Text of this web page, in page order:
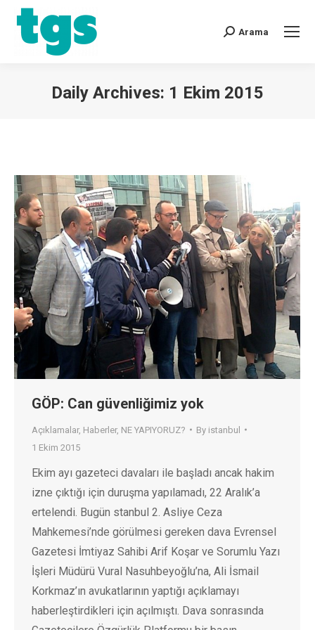
Arama
Daily Archives: 1 Ekim 2015
GÖP: Can güvenliğimiz yok
Açıklamalar, Haberler, NE YAPIYORUZ? By istanbul
1 Ekim 2015
Ekim ayı gazeteci davaları ile başladı ancak hakim
izne çıktığı için duruşma yapılamadı, 22 Aralık’a
ertelendi. Bugün stanbul 2. Asliye Ceza
Mahkemesi’nde görülmesi gereken dava Evrensel
Gazetesi İmtiyaz Sahibi Arif Koşar ve Sorumlu Yazı
İşleri Müdürü Vural Nasuhbeyoğlu’na, Ali İsmail
Korkmaz’ın avukatlarının yaptığı açıklamayı
haberleştirdikleri için açılmıştı. Dava sonrasında